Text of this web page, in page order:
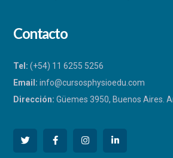
Contacto
Tel: (+54) 11 6255 5256
Email: info@cursosphysioedu.com
Dirección: Güemes 3950, Buenos Aires.